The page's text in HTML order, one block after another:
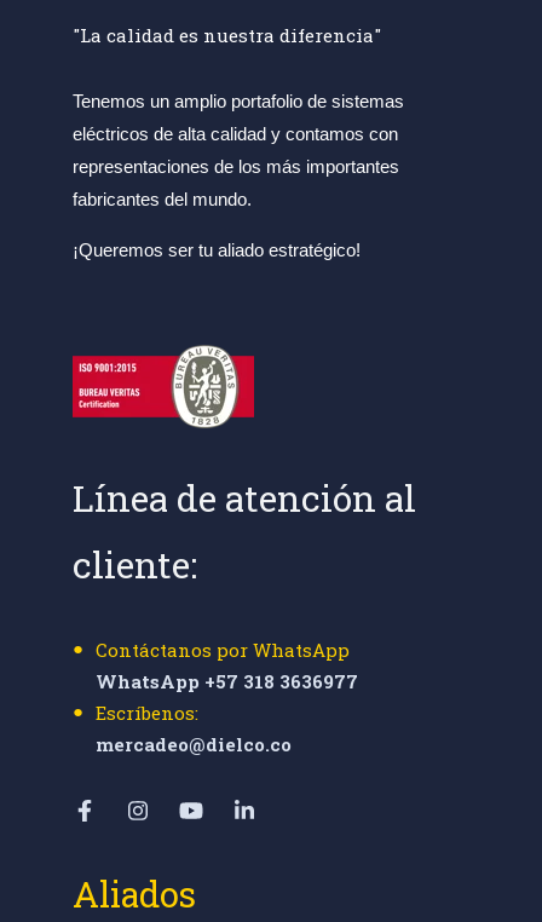
"La calidad es nuestra diferencia"
Tenemos un amplio portafolio de sistemas
eléctricos de alta calidad y contamos con
representaciones de los más importantes
fabricantes del mundo.
¡Queremos ser tu aliado estratégico!
Línea de atención al
cliente:
Contáctanos por WhatsApp
WhatsApp +57 318 3636977
Escríbenos:
mercadeo@dielco.co
Aliados